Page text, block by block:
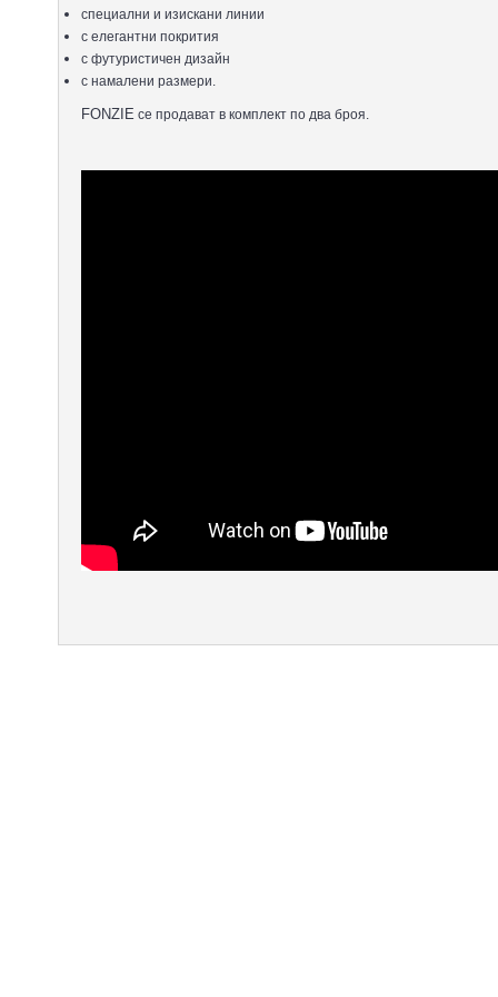
специални и изискани линии
с елегантни покрития
с футуристичен дизайн
с намалени размери.
FONZIE се продават в комплект по два броя.